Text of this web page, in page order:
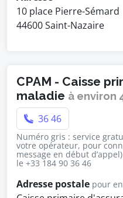
10 place Pierre-Sémard
44600 Saint-Nazaire
CPAM - Caisse
maladie à environ
36 46
Numéro gris : service
votre opérateur, pour
message en début
le +33 184 90 36 46
Adresse postale pour